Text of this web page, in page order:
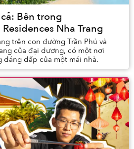
Bên trong
Nha Trang
trên con đường Trần Phú và
của đại dương, có một nơi
dáng dấp của một mái nhà.